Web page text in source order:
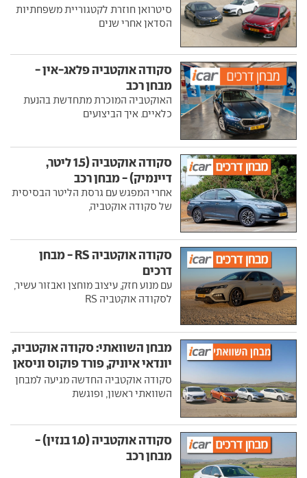
אוקטביה
סיטרואן חוזרת לקטגוריית משפחתיות
הסדאן אחרי שנים
סקודה אוקטביה פלאג-אין -
מבחן רכב
האוקטביה המוכרת מתחדשת בהנעת
כלאיים. איך הביצועים
סקודה אוקטביה (1.5 ליטר,
דיינמיק) - מבחן רכב
אחרי המפגש עם גרסת הליטר הבסיסית
של סקודה אוקטביה,
סקודה אוקטביה RS - מבחן
דרכים
עם מנוע חזק, עיצוב מוחצן ואבזור עשיר,
לסקודה אוקטביה RS
מבחן השוואתי: סקודה אוקטביה,
יונדאי איוניק, פורד פוקוס וניסאן
סנטרה
סקודה אוקטביה החדשה מגיעה למבחן
השוואתי ראשון, ופוגשת
סקודה אוקטביה (1.0 בנזין) -
מבחן רכב